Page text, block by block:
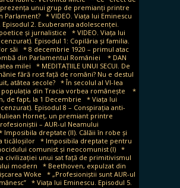
unui grup de premianți printre
Parlament?
* VIDEO. Viața lui Eminescu
Episodul 2. Exuberanța adolescenței.
și jurnalistice
* VIDEO. Viața lui
Episodul 1: Copilăria și familia.
săi
* 8 decembrie 1920 – primul atac
din Parlamentul României
* DAN
milei
* MEDITAȚIILE UNUI SECUI. De
fără rost față de români? Nu e destul
atâtea secole? * În secolul al VI-lea
populația din Tracia vorbea românește
*
de fapt, la 1 Decembrie
* Viața lui
Episodul 8 – Conspirația anti-
Horneț, un premiant printre
– AUR-ul Neamului
Imposibila dreptate (II). Călăii în robe și
ticăloșilor * Imposibila dreptate pentru
comunist și neocomunist (I) *
civilizației unui sat față de primitivismul
modern
* Beethoven, expulzat din
Woke
* „Profesioniștii sunt AUR-ul
* Viața lui Eminescu. Episodul 5.